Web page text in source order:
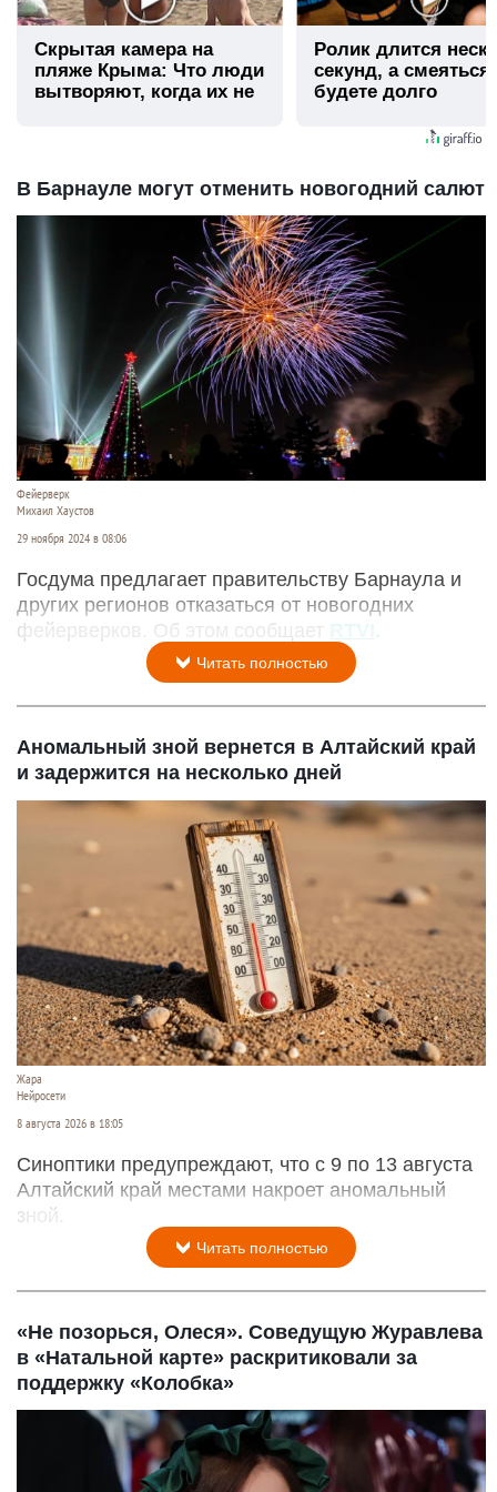
Скрытая камера на
пляже Крыма: Что люди
вытворяют, когда их не
Ролик длится
секунд, а
будете долго
В Барнауле могут отменить новогодний салют
Фейерверк
Михаил Хаустов
29 ноября 2024 в 08:06
Госдума предлагает правительству Барнаула и
других регионов отказаться от новогодних
фейерверков. Об этом сообщает RTVI
Читать полностью
Аномальный зной вернется в Алтайский край
и задержится на несколько дней
Жара
Нейросети
8 августа 2026 в 18:05
Синоптики предупреждают, что с 9 по 13 августа
Алтайский край местами накроет аномальный
зной.
Читать полностью
«Не позорься, Олеся». Соведущую Журавлева
в «Натальной карте» раскритиковали за
поддержку «Колобка»